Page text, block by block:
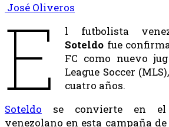
José Oliveros
E l futbolista
Soteldo fue
FC como nuevo
League Soccer
cuatro años.
Soteldo se convierte en el
venezolano en esta campaña